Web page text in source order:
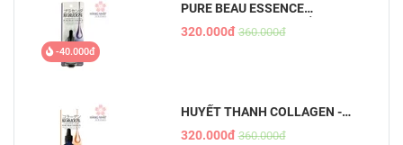
-40.000đ
PURE BEAU ESSENCE
PLACENTA - TINH CHẤT NHAU
THAI
320.000đ 360.000đ
HUYẾT THANH COLLAGEN -
PURE BEAU ESSENCE
320.000đ 360.000đ